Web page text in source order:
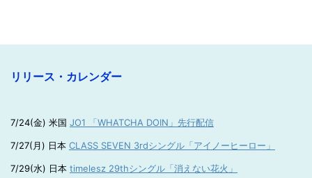
リリース・カレンダー
7/24(金) 米国 JO1 「WHATCHA DOIN」先行配信
7/27(月) 日本 CLASS SEVEN 3rdシングル「アイノーヒーロー」
7/29(水) 日本 timelesz 29thシングル「消えない花火」